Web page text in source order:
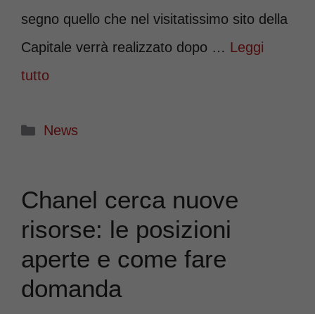
segno quello che nel visitatissimo sito della
Capitale verrà realizzato dopo … Leggi
tutto
Categorie
News
Chanel cerca nuove
risorse: le posizioni
aperte e come fare
domanda